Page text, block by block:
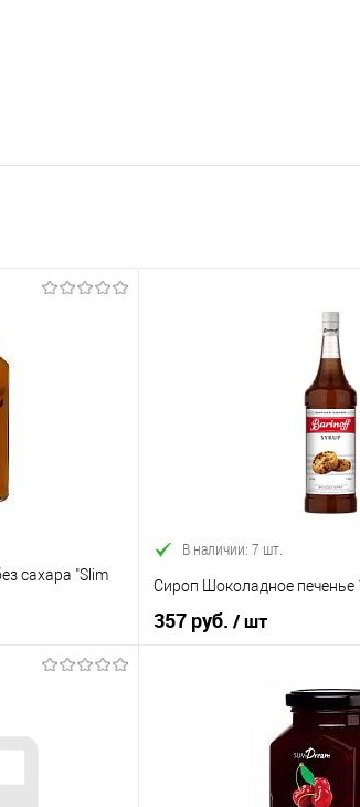
сахара "Slim
В наличии: 7 шт.
Сироп Шоколадное
357 руб. / шт
В